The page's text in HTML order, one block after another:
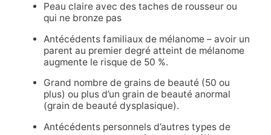
Peau claire avec des taches de rousseur ou
qui ne bronze pas
Antécédents familiaux de mélanome – avoir un
parent au premier degré atteint de mélanome
augmente le risque de 50 %.
Grand nombre de grains de beauté (50 ou
plus) ou plus d’un grain de beauté anormal
(grain de beauté dysplasique).
Antécédents personnels d’autres types de